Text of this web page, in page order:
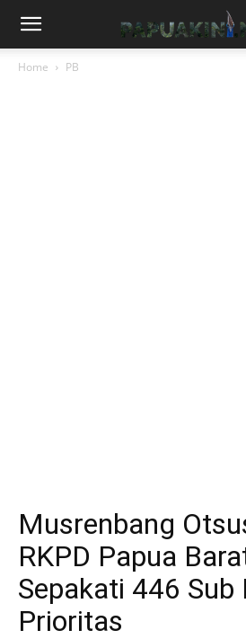
Home PB
Musrenbang
RKPD Papua
Sepakati 446 Sub
Prioritas